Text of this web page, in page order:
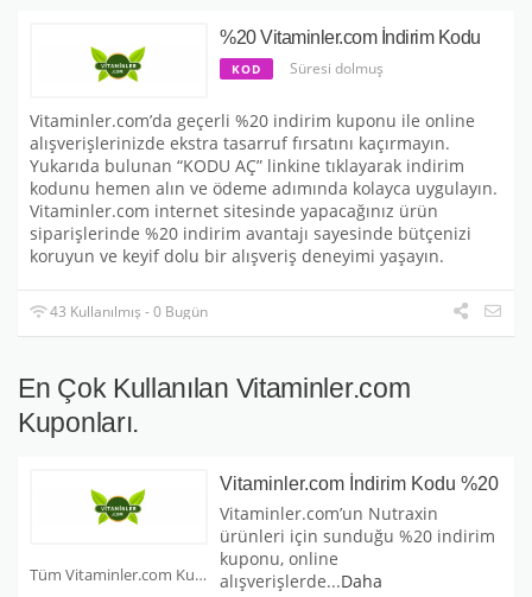
%20 Vitaminler.com İndirim Kodu
KOD Süresi dolmuş
Vitaminler.com’da geçerli %20 indirim kuponu ile online
alışverişlerinizde ekstra tasarruf fırsatını kaçırmayın.
Yukarıda bulunan “KODU AÇ” linkine tıklayarak indirim
kodunu hemen alın ve ödeme adımında kolayca uygulayın.
Vitaminler.com internet sitesinde yapacağınız ürün
siparişlerinde %20 indirim avantajı sayesinde bütçenizi
koruyun ve keyif dolu bir alışveriş deneyimi yaşayın.
43 Kullanılmış - 0 Bugün
En Çok Kullanılan Vitaminler.com
Kuponları.
Tüm Vitaminler.com Kuponları
Vitaminler.com İndirim Kodu %20
Vitaminler.com’un Nutraxin
ürünleri için sunduğu %20 indirim
kuponu, online
alışverişlerde...Daha